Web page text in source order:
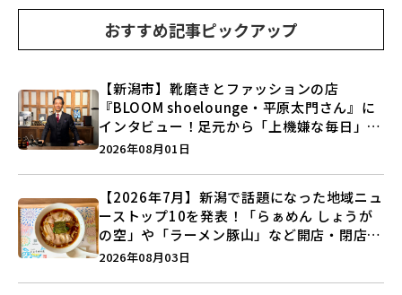
おすすめ記事ピックアップ
【新潟市】靴磨きとファッションの店
『BLOOM shoelounge・平原太門さん』に
インタビュー！足元から「上機嫌な毎日」を
つくる装いの提案とは？
2026年08月01日
【2026年7月】新潟で話題になった地域ニュ
ーストップ10を発表！「らぁめん しょうが
の空」や「ラーメン豚山」など開店・閉店の
注目記事をランキングでご紹介♪
2026年08月03日